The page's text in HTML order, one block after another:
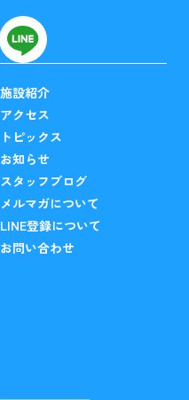
施設紹介
アクセス
トピックス
お知らせ
スタッフブログ
メルマガについて
LINE登録について
お問い合わせ